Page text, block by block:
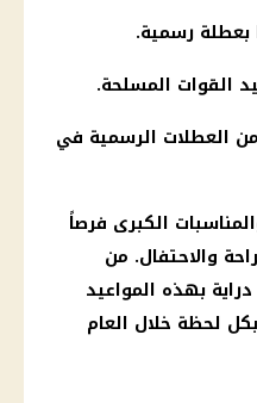
بعطلة رسمية.
العطلات الرسمية في
الكبرى فرصاً
والاحتفال. من
بهذه المواعيد
لحظة خلال العام